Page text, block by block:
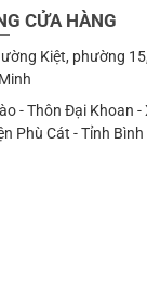
CỬA HÀNG
Kiệt, phường
- Thôn Đại Khoan -
Phù Cát - Tỉnh